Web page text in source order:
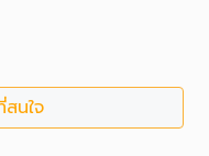
นใจ